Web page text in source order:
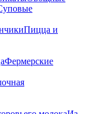
Пицца и
Фермерские